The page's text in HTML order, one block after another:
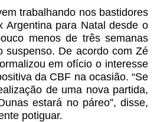
trabalhando nos bastidores
Argentina para Natal desde o
menos de três semanas
suspenso. De acordo com Zé
em ofício o interesse
da CBF na ocasião. “Se
de uma nova partida,
estará no páreo”, disse,
potiguar.